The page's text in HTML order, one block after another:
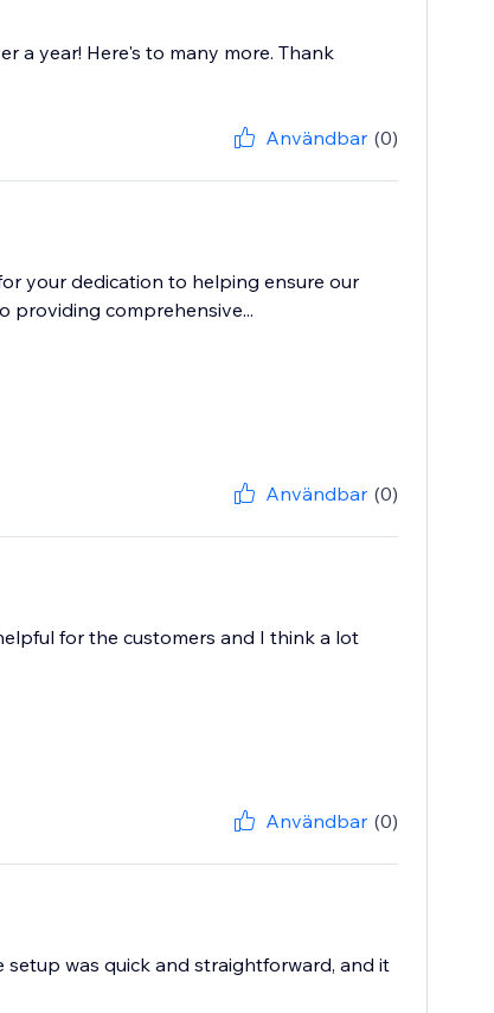
a year! Here's to many more. Thank
Användbar (0)
your dedication to helping ensure our
providing comprehensive...
Användbar (0)
for the customers and I think a lot
Användbar (0)
setup was quick and straightforward, and it